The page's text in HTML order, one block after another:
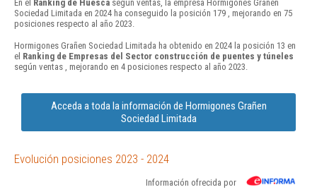
En el Ranking de Huesca según ventas, la empresa Hormigones Grañen
Sociedad Limitada en 2024 ha conseguido la posición 179 , mejorando en 75
posiciones respecto al año 2023.
Hormigones Grañen Sociedad Limitada ha obtenido en 2024 la posición 13 en
el Ranking de Empresas del Sector construcción de puentes y túneles
según ventas , mejorando en 4 posiciones respecto al año 2023.
Acceda a toda la información de Hormigones Grañen
Sociedad Limitada
Evolución posiciones 2023 - 2024
Información ofrecida por